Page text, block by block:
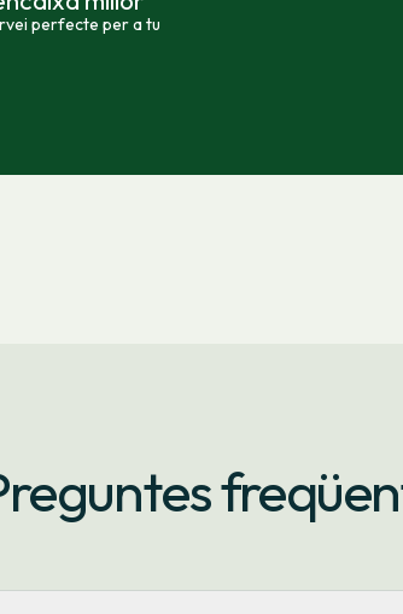
perfecte per a tu